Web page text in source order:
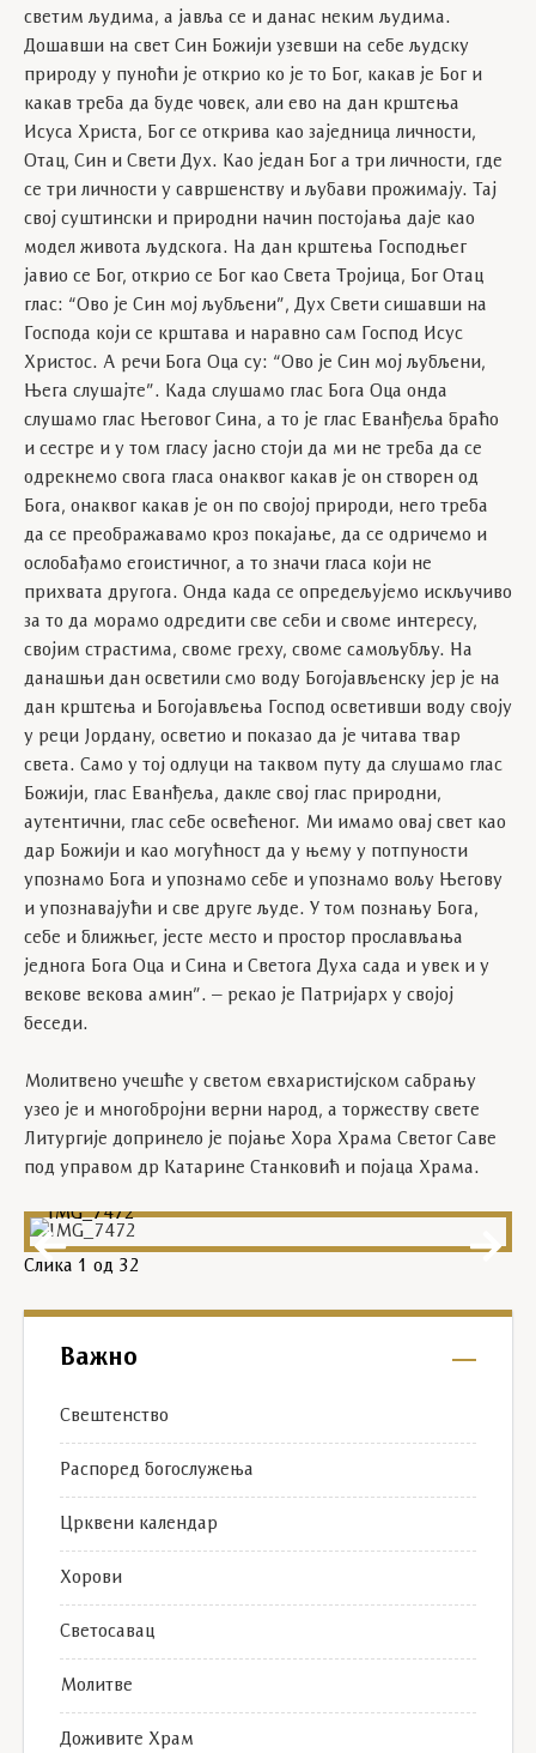
светим људима, а јавља се и данас неким људима.
Дошавши на свет Син Божији узевши на себе људску
природу у пуноћи је открио ко је то Бог, какав је Бог и
какав треба да буде човек, али ево на дан крштења
Исуса Христа, Бог се открива као заједница личности,
Отац, Син и Свети Дух. Као један Бог а три личности, где
се три личности у савршенству и љубави прожимају. Тај
свој суштински и природни начин постојања даје као
модел живота људскога. На дан крштења Господњег
јавио се Бог, открио се Бог као Света Тројица, Бог Отац
глас: “Ово је Син мој љубљени”, Дух Свети сишавши на
Господа који се крштава и наравно сам Господ Исус
Христос. А речи Бога Оца су: “Ово је Син мој љубљени,
Њега слушајте”. Када слушамо глас Бога Оца онда
слушамо глас Његовог Сина, а то је глас Еванђеља браћо
и сестре и у том гласу јасно стоји да ми не треба да се
одрекнемо свога гласа онаквог какав је он створен од
Бога, онаквог какав је он по својој природи, него треба
да се преображавамо кроз покајање, да се одричемо и
ослобађамо егоистичног, а то значи гласа који не
прихвата другога. Онда када се опредељујемо искључиво
за то да морамо одредити све себи и своме интересу,
својим страстима, своме греху, своме самољубљу. На
данашњи дан осветили смо воду Богојављенску јер је на
дан крштења и Богојављења Господ осветивши воду своју
у реци Јордану, осветио и показао да је читава твар
света. Само у тој одлуци на таквом путу да слушамо глас
Божији, глас Еванђеља, дакле свој глас природни,
аутентични, глас себе освећеног. Ми имамо овај свет као
дар Божији и као могућност да у њему у потпуности
упознамо Бога и упознамо себе и упознамо вољу Његову
и упознавајући и све друге људе. У том познању Бога,
себе и ближњег, јесте место и простор прослављања
једнога Бога Оца и Сина и Светога Духа сада и увек и у
векове векова амин”. – рекао је Патријарх у својој
беседи.
Молитвено учешће у светом евхаристијском сабрању
узео је и многобројни верни народ, а торжеству свете
Литургије допринело је појање Хора Храма Светог Саве
под управом др Катарине Станковић и појаца Храма.
IMG_7472
Слика 1 од 32
Важно
Свештенство
Распоред богослужења
Црквени календар
Хорови
Светосавац
Молитве
Доживите Храм